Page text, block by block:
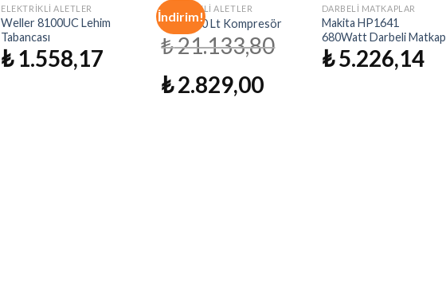
İstek
Listeme
STOKTA YOK
ELEKTRIKLI ALETLER
Weller 8100UC Lehim
Tabancası
₺1.558,17
İndirim!
İstek
Listeme
Ekle
STOKTA YOK
ELEKTRIKLI ALETLER
Apaz 200 Lt Kompresör
₺21.133,80
₺2.829,00
Ekle
STOKTA YOK
DARBELI MATKAPLAR
Makita HP1641
680Watt Darbeli Matkap
₺5.226,14